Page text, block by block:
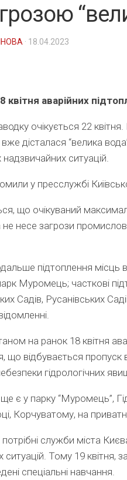
· 18.04.2023
квітня аварійних
очікується 22
вже дісталася “велика
ситуацій.
у пресслужбі
що очікуваний
несе загрози
підтоплення місць
Муромець; часткові
Садів, Русанівських
на ранок 18 квітня
що відбувається пропуск
гідрологічних
є у парку “Муромець”,
Корчуватому, на
потрібні служби міста
ситуацій. Тому 19 квітня,
спеціальні навчання.